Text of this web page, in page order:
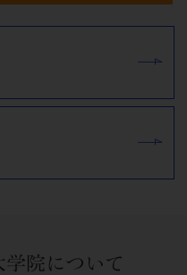
学院について